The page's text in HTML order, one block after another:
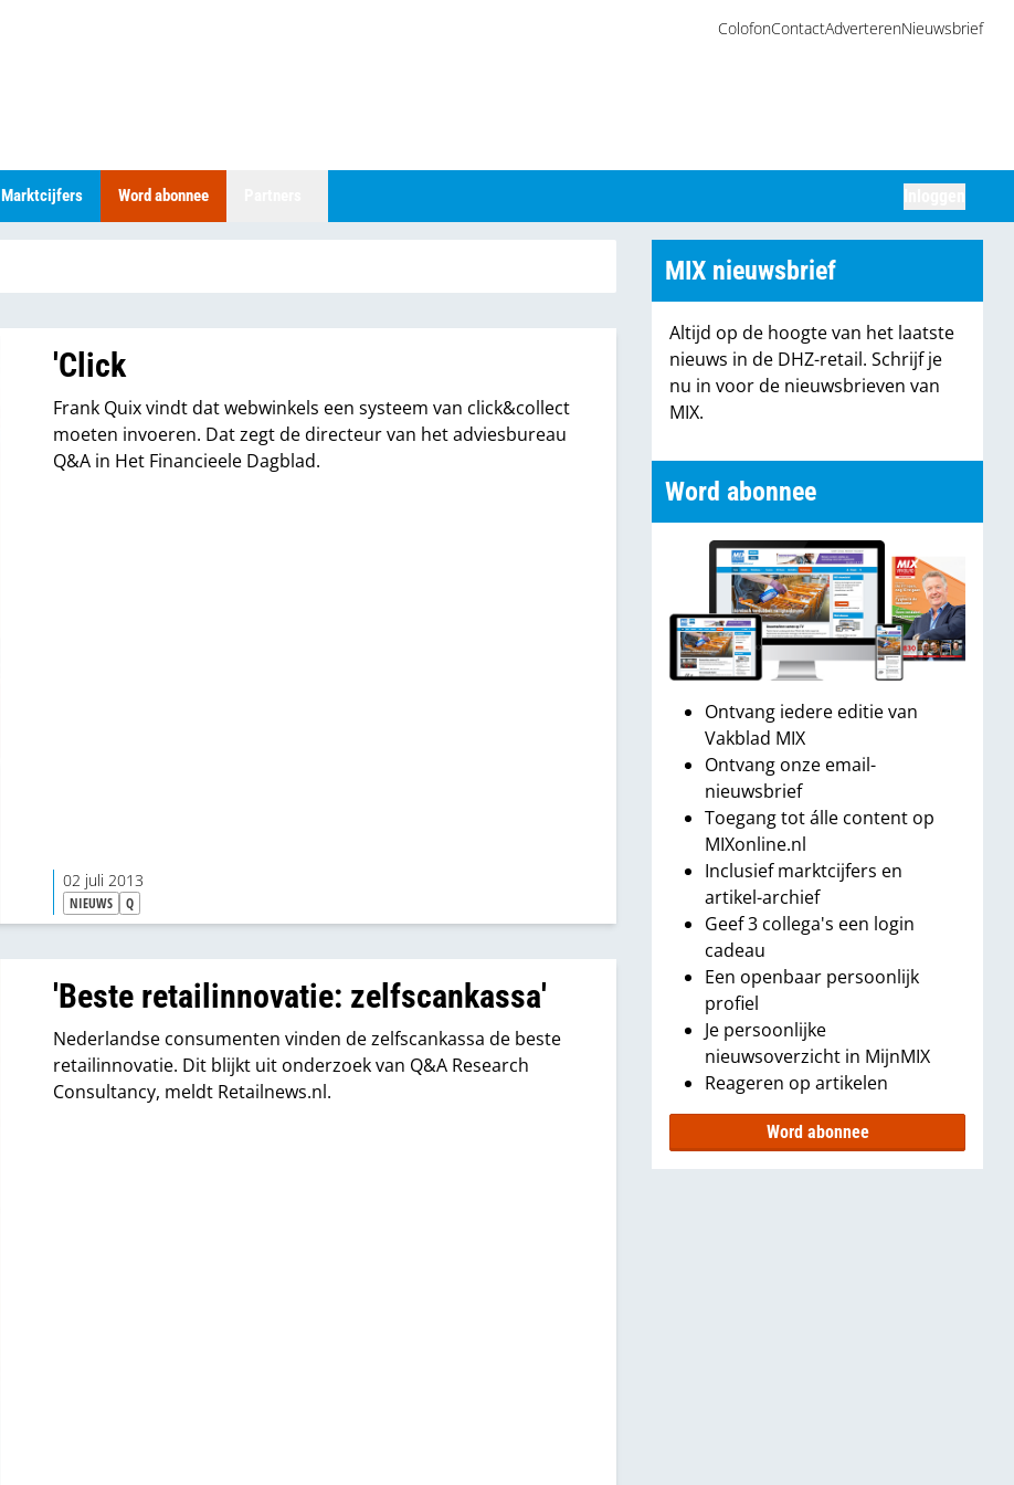
ColofonContactAdverterenNieuwsbrief
Marktcijfers Word abonnee
'Click
Frank Quix vindt dat webwinkels een systeem van click&collect
moeten invoeren. Dat zegt de directeur van het adviesbureau
Q&A in Het Financieele Dagblad.
02 juli 2013
NIEUWS Q
'Beste retailinnovatie: zelfscankassa'
Nederlandse consumenten vinden de zelfscankassa de beste
retailinnovatie. Dit blijkt uit onderzoek van Q&A Research
Consultancy, meldt Retailnews.nl.
MIX nieuwsbrief
Altijd op de hoogte van het laatste
nieuws in de DHZ-retail. Schrijf je
nu in voor de nieuwsbrieven van
MIX.
Word abonnee
Ontvang iedere editie van
Vakblad MIX
Ontvang onze email-
nieuwsbrief
Toegang tot álle content op
MIXonline.nl
Inclusief marktcijfers en
artikel-archief
Geef 3 collega's een login
cadeau
Een openbaar persoonlijk
profiel
Je persoonlijke
nieuwsoverzicht in MijnMIX
Reageren op artikelen
Word abonnee